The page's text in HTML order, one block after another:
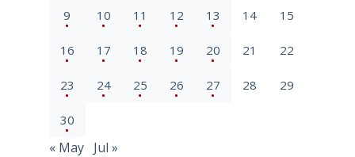
9 10 11 12 13 14 15
16 17 18 19 20 21 22
23 24 25 26 27 28 29
30
« May Jul »